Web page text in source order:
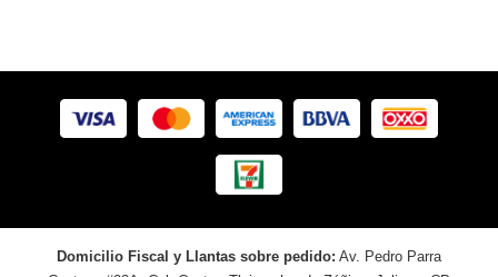
Domicilio Fiscal y Llantas sobre pedido: Av. Pedro Parra